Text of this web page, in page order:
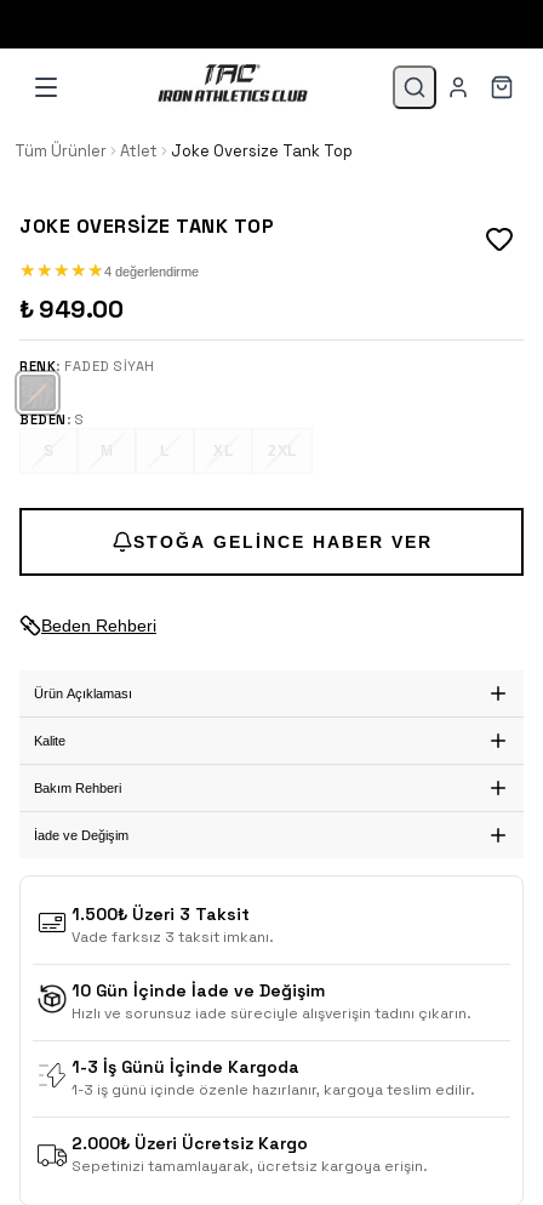
Tüm Ürünler Atlet Joke Oversize Tank Top
JOKE OVERSIZE TANK TOP
★
★★
★★
★★
★★
★4 değerlendirme
₺ 949.00
RENK: FADED SIYAH
BEDEN : S
S
M L XL 2XL
Beden Rehberi
STOĞA GELINCE HABER VER
Ürün Açıklaması
Kalite
Bakım Rehberi
İade ve Değişim
1.500₺ Üzeri 3 Taksit
Vade farksız 3 taksit imkanı.
10 Gün İçinde İade ve Değişim
Hızlı ve sorunsuz iade süreciyle alışverişin tadını çıkarın.
1-3 İş Günü İçinde Kargoda
1-3 iş günü içinde özenle hazırlanır, kargoya teslim edilir.
2.000₺ Üzeri Ücretsiz Kargo
Sepetinizi tamamlayarak, ücretsiz kargoya erişin.